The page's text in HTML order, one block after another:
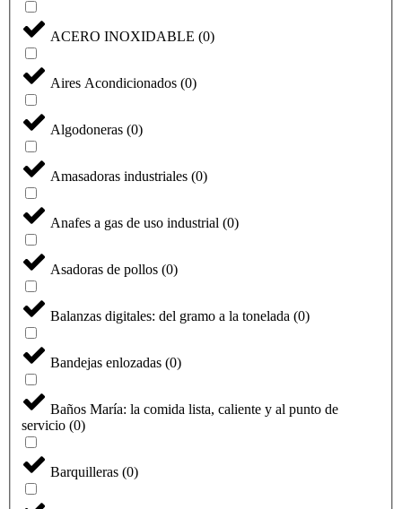
ACERO INOXIDABLE (0)
Aires Acondicionados (0)
Algodoneras (0)
Amasadoras industriales (0)
Anafes a gas de uso industrial (0)
Asadoras de pollos (0)
Balanzas digitales: del gramo a la tonelada (0)
Bandejas enlozadas (0)
Baños María: la comida lista, caliente y al punto de
servicio (0)
Barquilleras (0)